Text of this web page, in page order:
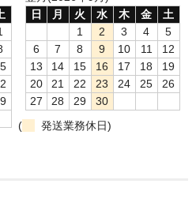
日
月 火 水 木 金
土
1
2 3 4
5
6
7 8 9 10 11
12
13
14 15 16 17 18
19
20
21 22 23 24 25
26
27
28 29
30
(
発送業務休日)